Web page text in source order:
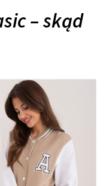
– skąd